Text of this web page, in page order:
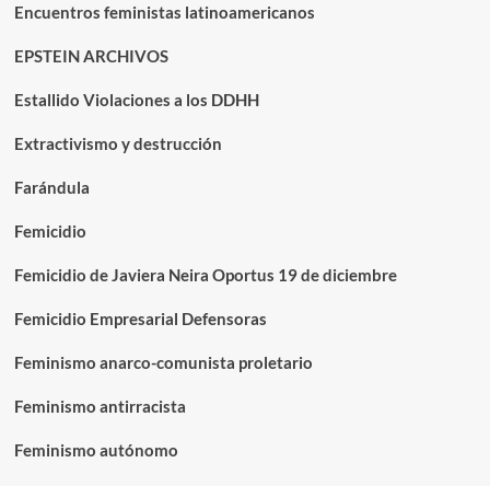
Encuentros feministas latinoamericanos
EPSTEIN ARCHIVOS
Estallido Violaciones a los DDHH
Extractivismo y destrucción
Farándula
Femicidio
Femicidio de Javiera Neira Oportus 19 de diciembre
Femicidio Empresarial Defensoras
Feminismo anarco-comunista proletario
Feminismo antirracista
Feminismo autónomo